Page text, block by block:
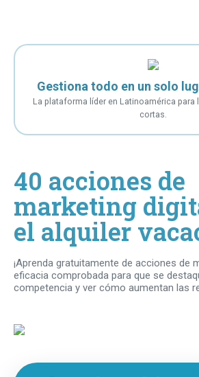
Gestiona todo en un solo
La plataforma líder en Latinoamérica para
cortas.
40 acciones de
marketing
el alquiler
¡Aprenda gratuitamente de acciones de
eficacia comprobada para que se
competencia y ver cómo aumentan las